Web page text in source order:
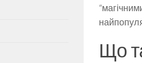
Що